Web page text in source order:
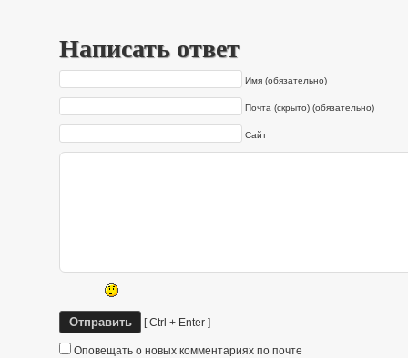
Написать ответ
Имя (обязательно)
Почта (скрыто) (обязательно)
Сайт
[ Ctrl + Enter ]
Оповещать о новых комментариях по почте